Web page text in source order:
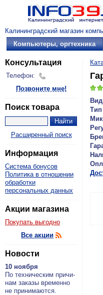
Калининградский магазин
Компьютеры, оргтехника
Консультация
Телефон:
Позвоните мне!
Поиск товара
Расширенный поиск
Информация
Система бонусов
Политика в отношении
обработки
персональных данных
Акции магазина
Покупать выгодно
Все акции
Новости
10 ноября
По тех­ни­че­ским при­чи­
нам за­ка­зы вре­мен­но
не при­ни­ма­ют­ся.